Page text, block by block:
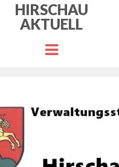
HIRSCHAU
AKTUELL
Menu